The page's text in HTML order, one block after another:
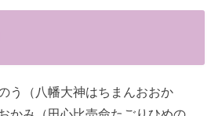
う（八幡大神はちまんおおか